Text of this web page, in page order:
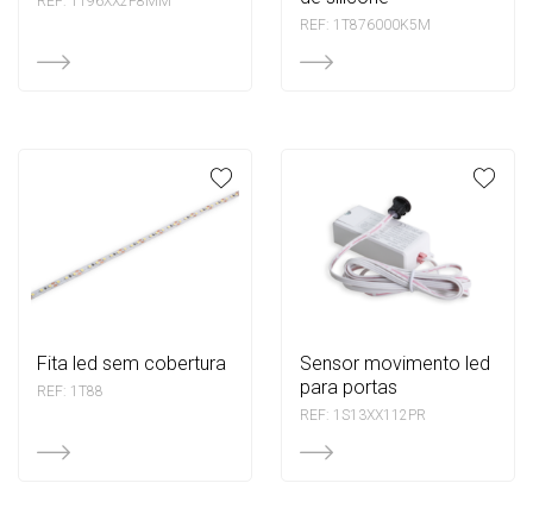
REF: 1T876000K5M
fita led sem cobertura
REF: 1T88
sensor movimento led
para portas
REF: 1S13XX112PR